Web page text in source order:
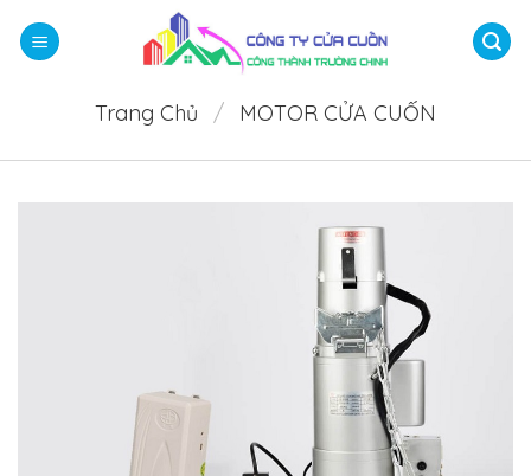
qua
Trang Chủ / MOTOR CỬA CUỐN